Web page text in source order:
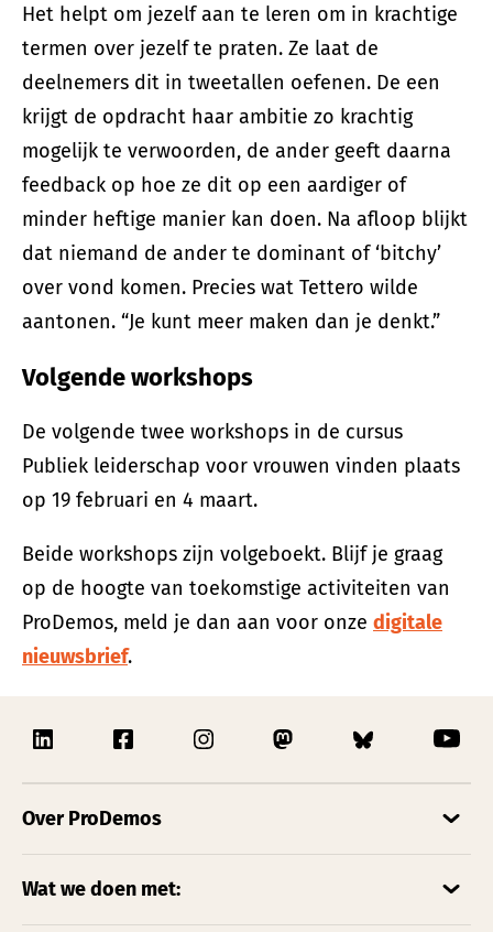
Het helpt om jezelf aan te leren om in krachtige
termen over jezelf te praten. Ze laat de
deelnemers dit in tweetallen oefenen. De een
krijgt de opdracht haar ambitie zo krachtig
mogelijk te verwoorden, de ander geeft daarna
feedback op hoe ze dit op een aardiger of
minder heftige manier kan doen. Na afloop blijkt
dat niemand de ander te dominant of ‘bitchy’
over vond komen. Precies wat Tettero wilde
aantonen. “Je kunt meer maken dan je denkt.”
Volgende workshops
De volgende twee workshops in de cursus
Publiek leiderschap voor vrouwen vinden plaats
op 19 februari en 4 maart.
Beide workshops zijn volgeboekt. Blijf je graag
op de hoogte van toekomstige activiteiten van
ProDemos, meld je dan aan voor onze digitale
nieuwsbrief.
Over ProDemos
Wat we doen met: